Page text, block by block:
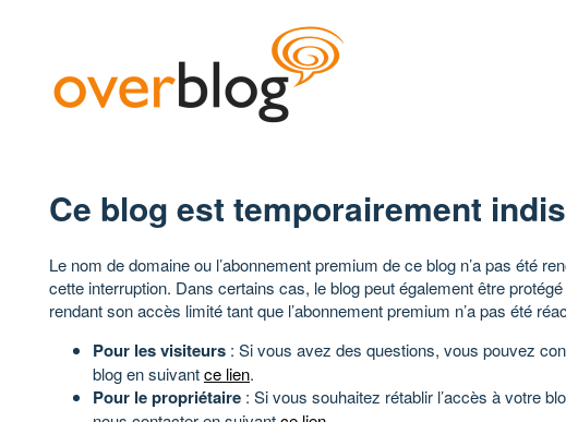
Ce blog est temporairement
Le nom de domaine ou l’abonnement premium de ce blog n’a pas été
cette interruption. Dans certains cas, le blog peut également être
rendant son accès limité tant que l’abonnement premium n’a pas été
Pour les visiteurs : Si vous avez des questions, vous pouvez
blog en suivantce lien.
Pour le propriétaire : Si vous souhaitez rétablir l’accès à votre